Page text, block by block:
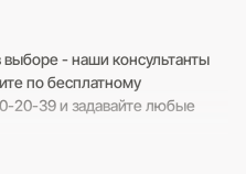
- наши консультанты
по бесплатному
20-39 и задавайте любые